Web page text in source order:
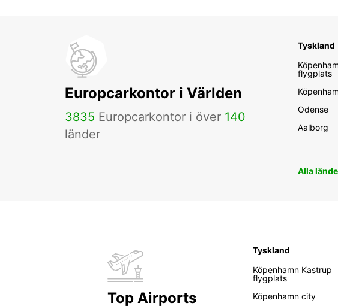
Europcarkontor i Världen
3835 Europcarkontor i över 140
länder
Tyskland
flygplats
Odense
Aalborg
Alla
Top Airports
Tyskland
Köpenhamn Kastrup
flygplats
Köpenhamn city